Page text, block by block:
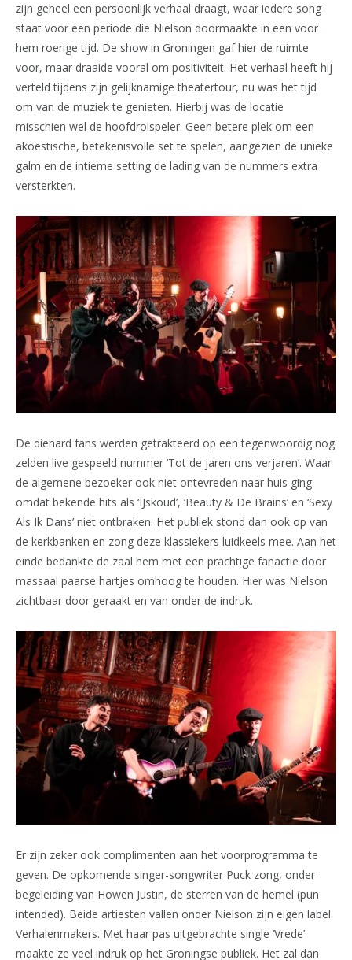
zijn geheel een persoonlijk verhaal draagt, waar iedere song
staat voor een periode die Nielson doormaakte in een voor
hem roerige tijd. De show in Groningen gaf hier de ruimte
voor, maar draaide vooral om positiviteit. Het verhaal heeft hij
verteld tijdens zijn gelijknamige theatertour, nu was het tijd
om van de muziek te genieten. Hierbij was de locatie
misschien wel de hoofdrolspeler. Geen betere plek om een
akoestische, betekenisvolle set te spelen, aangezien de unieke
galm en de intieme setting de lading van de nummers extra
versterkten.
De diehard fans werden getrakteerd op een tegenwoordig nog
zelden live gespeeld nummer ‘Tot de jaren ons verjaren’. Waar
de algemene bezoeker ook niet ontevreden naar huis ging
omdat bekende hits als ‘IJskoud’, ‘Beauty & De Brains’ en ‘Sexy
Als Ik Dans’ niet ontbraken. Het publiek stond dan ook op van
de kerkbanken en zong deze klassiekers luidkeels mee. Aan het
einde bedankte de zaal hem met een prachtige fanactie door
massaal paarse hartjes omhoog te houden. Hier was Nielson
zichtbaar door geraakt en van onder de indruk.
Er zijn zeker ook complimenten aan het voorprogramma te
geven. De opkomende singer-songwriter Puck zong, onder
begeleiding van Howen Justin, de sterren van de hemel (pun
intended). Beide artiesten vallen onder Nielson zijn eigen label
Verhalenmakers. Met haar pas uitgebrachte single ‘Vrede’
maakte ze veel indruk op het Groningse publiek. Het zal dan